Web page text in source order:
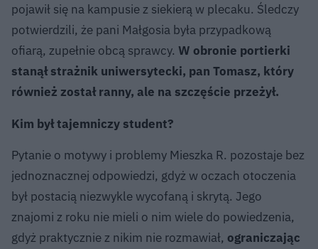
pojawił się na kampusie z siekierą w plecaku. Śledczy
potwierdzili, że pani Małgosia była przypadkową
ofiarą, zupełnie obcą sprawcy. W obronie portierki
stanął strażnik uniwersytecki, pan Tomasz, który
również został ranny, ale na szczęście przeżył.
Kim był tajemniczy student?
Pytanie o motywy i problemy Mieszka R. pozostaje bez
jednoznacznej odpowiedzi, gdyż w oczach otoczenia
był postacią niezwykle wycofaną i skrytą. Jego
znajomi z roku nie mieli o nim wiele do powiedzenia,
gdyż praktycznie z nikim nie rozmawiał, ograniczając